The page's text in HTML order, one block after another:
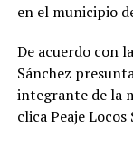
DON'T MISS
entre India y
en el municipio
De acuerdo con
Sánchez
integrante de la
clica Peaje